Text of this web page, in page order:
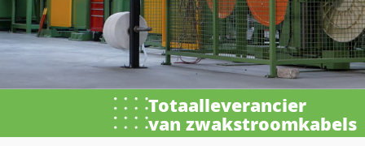
Totaalleverancier
van zwakstroomkabels